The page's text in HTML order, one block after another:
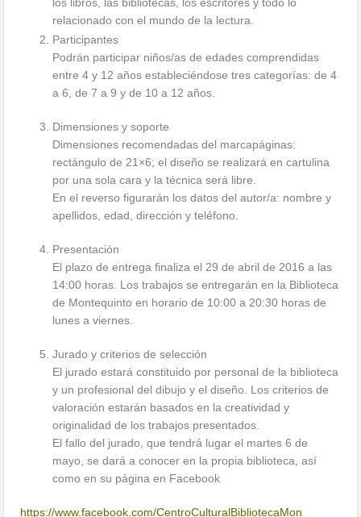
relacionado con el mundo de la lectura.
Participantes
Podrán participar niños/as de edades comprendidas
entre 4 y 12 años estableciéndose tres categorías: de 4
a 6, de 7 a 9 y de 10 a 12 años.
Dimensiones y soporte
Dimensiones recomendadas del marcapáginas:
rectángulo de 21×6; el diseño se realizará en cartulina
por una sola cara y la técnica será libre.
En el reverso figurarán los datos del autor/a: nombre y
apellidos, edad, dirección y teléfono.
Presentación
El plazo de entrega finaliza el 29 de abril de 2016 a las
14:00 horas. Los trabajos se entregarán en la Biblioteca
de Montequinto en horario de 10:00 a 20:30 horas de
lunes a viernes.
Jurado y criterios de selección
El jurado estará constituido por personal de la biblioteca
y un profesional del dibujo y el diseño. Los criterios de
valoración estarán basados en la creatividad y
originalidad de los trabajos presentados.
El fallo del jurado, que tendrá lugar el martes 6 de
mayo, se dará a conocer en la propia biblioteca, así
como en su página en Facebook
https://www.facebook.com/CentroCulturalBibliotecaMon